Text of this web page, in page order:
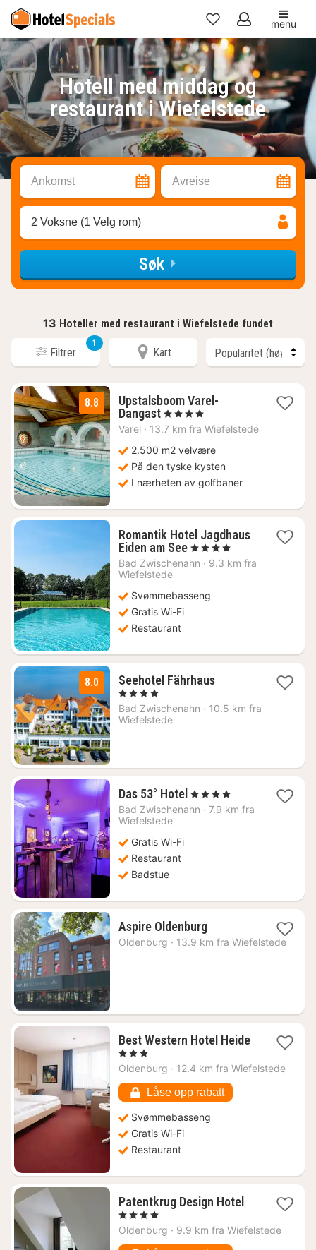
Mine
favoritter
menu
Hotell med middag og
restaurant i Wiefelstede
Ankomst Avreise
2 Voksne (1 Velg rom)
Søk
13 Hoteller med restaurant i Wiefelstede fundet
Filtrer
1
Kart
8.8
Upstalsboom Varel-
Dangast1
natt
1759
kr.
, 4 Stjerner
Varel · 13.7 km fra Wiefelstede
2.500 m2 velvære
På den tyske kysten
I nærheten av golfbaner
Romantik Hotel Jagdhaus
Eiden am See1
natt
kr.
, 4 Stjerner
Bad Zwischenahn · 9.3 km fra
Wiefelstede
Svømmebasseng
Gratis Wi-Fi
Restaurant
8.0 Seehotel Fährhaus1
fra
, 4 Stjerner
Bad Zwischenahn · 10.5 km fra
Wiefelstede
Das 53° Hotel 1
natt
, 4 Stjerner
Bad Zwischenahn · 7.9 km fra
Wiefelstede
Gratis Wi-Fi
Restaurant
Badstue
Aspire Oldenburg1
natt
Oldenburg · 13.9 km fra Wiefelstede
Best Western Hotel Heide
1
natt
954
kr.
, 3 Stjerner
Oldenburg · 12.4 km fra Wiefelstede
Låse opp rabatt
Svømmebasseng
Gratis Wi-Fi
Restaurant
Patentkrug Design Hotel1
fra
, 4 Stjerner
Oldenburg · 9.9 km fra Wiefelstede